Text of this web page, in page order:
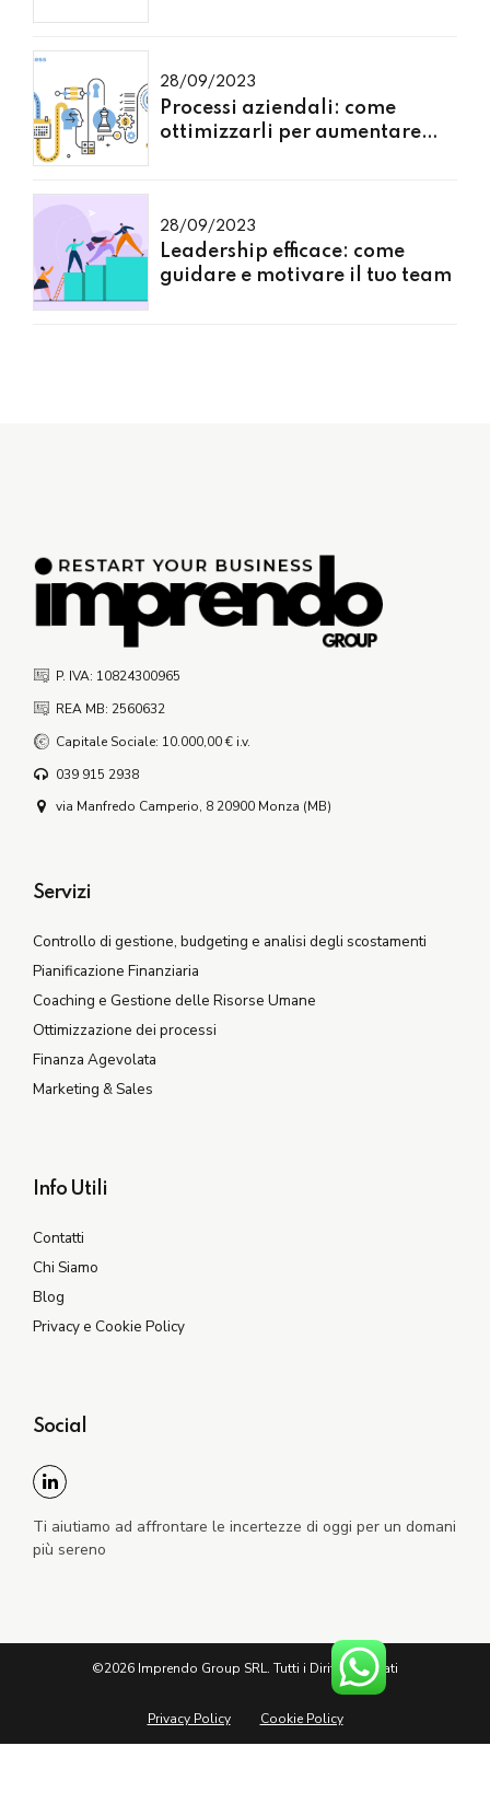
28/09/2023
Processi aziendali: come
ottimizzarli per aumentare
28/09/2023
Leadership efficace: come
guidare e motivare il tuo team
P. IVA: 10824300965
REA MB: 2560632
Capitale Sociale: 10.000,00 € i.v.
039 915 2938
via Manfredo Camperio, 8 20900 Monza (MB)
Servizi
Controllo di gestione, budgeting e analisi degli scostamenti
Pianificazione Finanziaria
Coaching e Gestione delle Risorse Umane
Ottimizzazione dei processi
Finanza Agevolata
Marketing & Sales
Info Utili
Contatti
Chi Siamo
Blog
Privacy e Cookie Policy
Social
Ti aiutiamo ad affrontare le incertezze di oggi per un domani
più sereno
©2026 Imprendo Group SRL. Tutti i Diritti Riservati
Privacy Policy Cookie Policy